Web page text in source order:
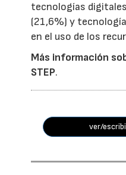
tecnologías
(21,6%) y
en el uso de los
Más información
STEP.
ver/